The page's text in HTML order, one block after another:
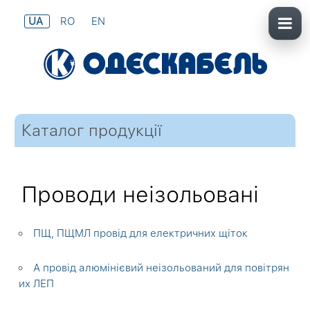
UA RO EN
Каталог продукції
Проводи неізольовані
ПЩ, ПЩМЛ провід для електричних щіток
А провід алюмінієвий неізольований для повітрян
их ЛЕП